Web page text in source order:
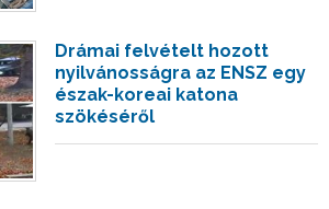
Drámai felvételt hozott
nyilvánosságra az ENSZ egy
észak-koreai katona
szökéséről